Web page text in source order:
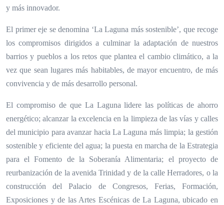
y más innovador.
El primer eje se denomina ‘La Laguna más sostenible’, que recoge
los compromisos dirigidos a culminar la adaptación de nuestros
barrios y pueblos a los retos que plantea el cambio climático, a la
vez que sean lugares más habitables, de mayor encuentro, de más
convivencia y de más desarrollo personal.
El compromiso de que La Laguna lidere las políticas de ahorro
energético; alcanzar la excelencia en la limpieza de las vías y calles
del municipio para avanzar hacia La Laguna más limpia; la gestión
sostenible y eficiente del agua; la puesta en marcha de la Estrategia
para el Fomento de la Soberanía Alimentaria; el proyecto de
reurbanización de la avenida Trinidad y de la calle Herradores, o la
construcción del Palacio de Congresos, Ferias, Formación,
Exposiciones y de las Artes Escénicas de La Laguna, ubicado en